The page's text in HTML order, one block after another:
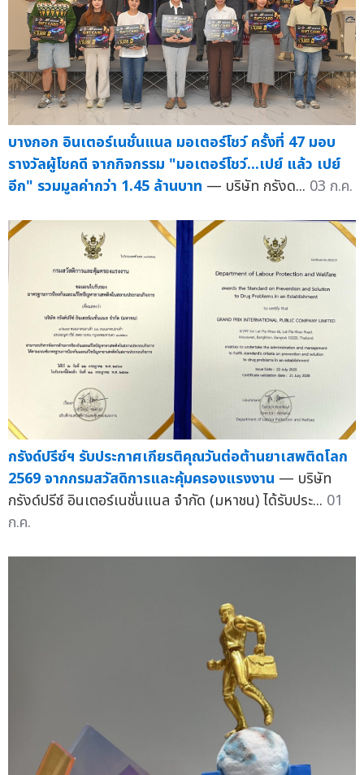
บางกอก อินเตอร์เนชั่นแนล มอเตอร์โชว์ ครั้งที่ 47 มอบ
รางวัลผู้โชคดี จากกิจกรรม "มอเตอร์โชว์...เปย์ แล้ว เปย์
อีก" รวมมูลค่ากว่า 1.45 ล้านบาท — บริษัท กรังด... 03 ก.ค.
กรังด์ปรีซ์ฯ รับประกาศเกียรติคุณวันต่อต้านยาเสพติดโลก
2569 จากกรมสวัสดิการและคุ้มครองแรงงาน — บริษัท
กรังด์ปรีซ์ อินเตอร์เนชั่นแนล จำกัด (มหาชน) ได้รับประ... 01
ก.ค.